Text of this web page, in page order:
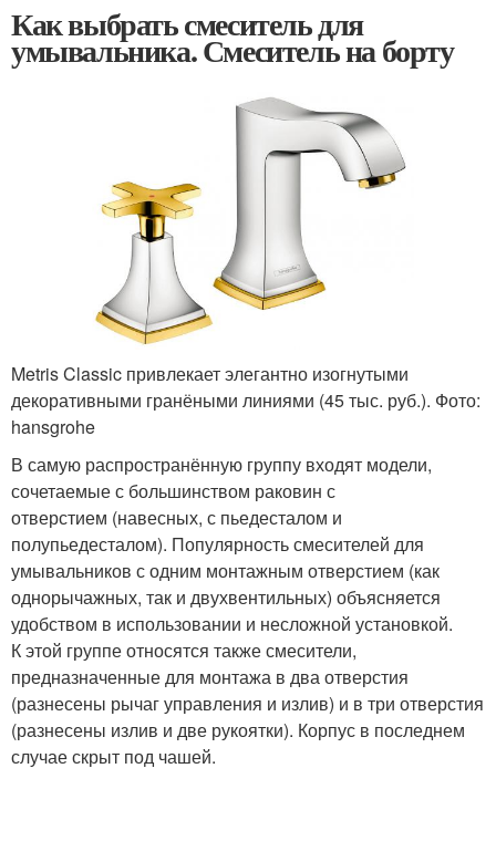
Как выбрать смеситель для
умывальника. Смеситель на борту
Metris Classic привлекает элегантно изогнутыми
декоративными гранёными линиями (45 тыс. руб.). Фото:
hansgrohe
В самую распространённую группу входят модели,
сочетаемые с большинством раковин с
отверстием (навесных, с пьедесталом и
полупьедесталом). Популярность сме­сителей для
умывальников с одним монтажным отверстием (как
однорычажных, так и двухвентильных) объясняется
удобством в использовании и несложной установкой.
К этой группе относятся также смесители,
предназначенные для монтажа в два отверстия
(разнесены рычаг управления и излив) и в три отверстия
(разнесены излив и две рукоятки). Корпус в последнем
случае скрыт под чашей.